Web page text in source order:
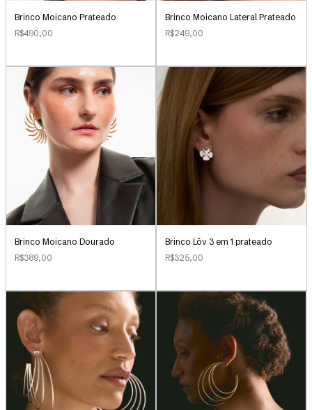
Brinco Moicano Prateado
R$490,00
Brinco Moicano Lateral Prateado
R$249,00
Brinco Moicano Dourado
R$389,00
Brinco Lôv 3 em 1 prateado
R$325,00